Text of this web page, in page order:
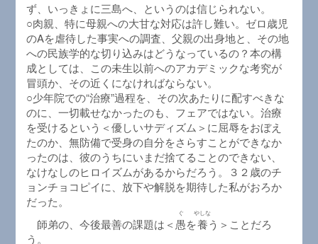
ず、いっきょに三島へ、というのは信じられない。
○肉親、特に母親への大甘な対応は許し難い。ゼロ歳児
のAを虐待した事実への調査、父親の出身地と、その地
への民族学的な切り込みはどうなっているの？本の構
成としては、この未生以前へのアカデミックな考究が
冒頭か、その近くになければならない。
○少年院での“治療”過程を、その次あたりに配すべきな
のに、一切載せなかったのも、フェアではない。治療
を受けるという＜優しいサディズム＞に屈辱をおぼえ
たのか、無防備で受身の自分をさらすことができなか
ったのは、彼のうちにいまだ捨てることのできない、
なけなしのヒロイズムがあるからだろう。３２歳のチ
ョンチョコピイに、放下や解脱を期待した私がおろか
だった。
師弟の、今後最善の課題は＜愚
ぐ
を養
やしな
う＞ことだろ
う。